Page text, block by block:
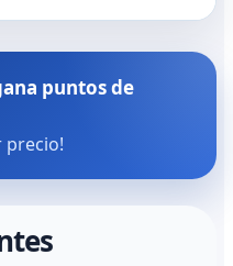
puntos de
precio!